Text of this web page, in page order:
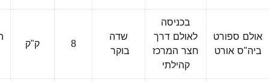
אולם ספורט
ביה"ס אורט
בכניסה
לאולם דרך
חצר המרכז
קהילתי
שדה
בוקר 8 ק"ק